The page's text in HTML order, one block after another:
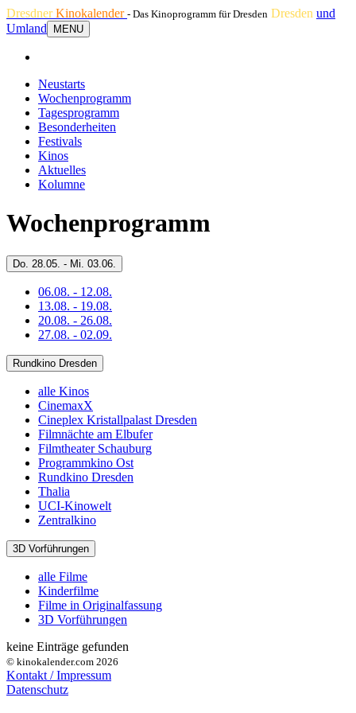
DresdnerKinokalender - Das Kinoprogramm für Dresden Dresden und
Umland
MENU
Neustarts
Wochenprogramm
Tagesprogramm
Besonderheiten
Festivals
Kinos
Aktuelles
Kolumne
Wochenprogramm
Do. 28.05. - Mi. 03.06.
06.08. - 12.08.
13.08. - 19.08.
20.08. - 26.08.
27.08. - 02.09.
Rundkino Dresden
alle Kinos
CinemaxX
Cineplex Kristallpalast Dresden
Filmnächte am Elbufer
Filmtheater Schauburg
Programmkino Ost
Rundkino Dresden
Thalia
UCI-Kinowelt
Zentralkino
3D Vorführungen
alle Filme
Kinderfilme
Filme in Originalfassung
3D Vorführungen
keine Einträge gefunden
© kinokalender.com 2026
Kontakt / Impressum
Datenschutz